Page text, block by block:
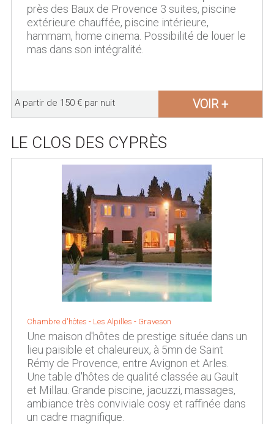
près des Baux de Provence 3 suites, piscine
extérieure chauffée, piscine intérieure,
hammam, home cinema. Possibilité de louer le
mas dans son intégralité.
A partir de 150 € par nuit VOIR +
LE CLOS DES CYPRÈS
Chambre d'hôtes - Les Alpilles - Graveson
Une maison d'hôtes de prestige située dans un
lieu paisible et chaleureux, à 5mn de Saint
Rémy de Provence, entre Avignon et Arles.
Une table d'hôtes de qualité classée au Gault
et Millau. Grande piscine, jacuzzi, massages,
ambiance très conviviale cosy et raffinée dans
un cadre magnifique.